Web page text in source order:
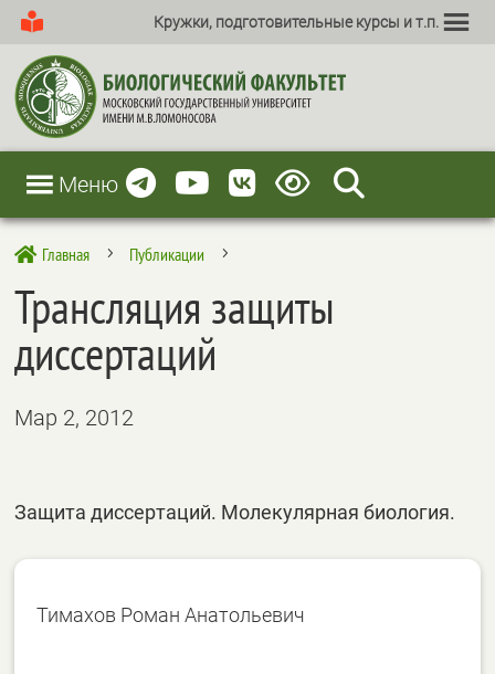
Кружки, подготовительные курсы и т.п.
Меню
 Главная 5 Публикации 5
Трансляция защиты
диссертаций
Мар 2, 2012
Защита диссертаций. Молекулярная биология.
Тимахов Роман Анатольевич